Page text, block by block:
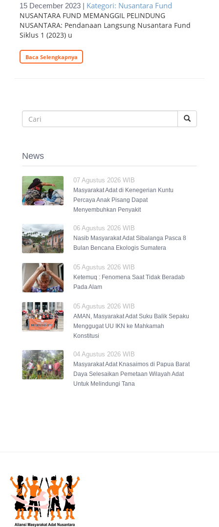
15 December 2023 | Kategori: Nusantara Fund
NUSANTARA FUND MEMANGGIL PELINDUNG
NUSANTARA: Pendanaan Langsung Nusantara Fund
Siklus 1 (2023) u
Baca Selengkapnya
News
07 Agustus 2026 WIB
Masyarakat Adat di Kenegerian Kuntu
Percaya Anak Pisang Dapat
Menyembuhkan Penyakit
06 Agustus 2026 WIB
Nasib Masyarakat Adat Sibalanga Pasca 8
Bulan Bencana Ekologis Sumatera
05 Agustus 2026 WIB
Ketemuq : Fenomena Saat Tidak Beradab
Pada Alam
05 Agustus 2026 WIB
AMAN, Masyarakat Adat Suku Balik Sepaku
Menggugat UU IKN ke Mahkamah
Konstitusi
04 Agustus 2026 WIB
Masyarakat Adat Knasaimos di Papua Barat
Daya Selesaikan Pemetaan Wilayah Adat
Untuk Melindungi Tana